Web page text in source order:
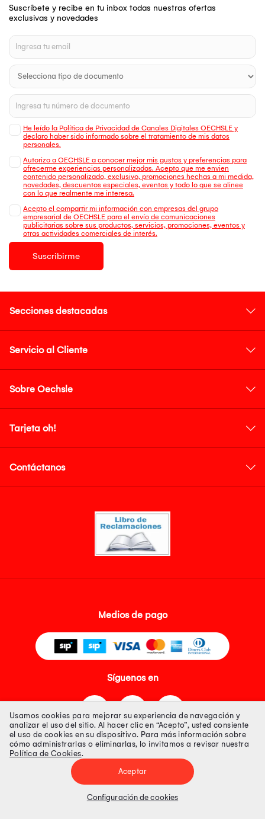
Suscríbete y recibe en tu inbox todas nuestras ofertas
exclusivas y novedades
He leído la Política de Privacidad de Canales Digitales OECHSLE y
declaro haber sido informado sobre el tratamiento de mis datos
personales.
Autorizo a OECHSLE a conocer mejor mis gustos y preferencias para
ofrecerme experiencias personalizadas. Acepto que me envien
contenido personalizado, exclusivo, promociones hechas a mi medida,
novedades, descuentos especiales, eventos y todo lo que se alinee
con lo que realmente me interesa.
Acepto el compartir mi información con empresas del grupo
empresarial de OECHSLE para el envío de comunicaciones
publicitarias sobre sus productos, servicios, promociones, eventos y
otras actividades comerciales de interés.
Suscribirme
Secciones destacadas
Servicio al Cliente
Sobre Oechsle
Tarjeta oh!
Contáctanos
Medios de pago
Síguenos en
Tienda 100% Segura
Tiendas Peruanas S.A. R.U.C. Nº 20493020618. Todos los derechos
Precios disponibles solo en www.oechsle.pe. Precios online publicados
Usamos cookies para mejorar su experiencia de navegación y
analizar el uso del sitio. Al hacer clic en “Acepto”, usted consiente
el uso de cookies en su dispositivo. Para más información sobre
cómo administrarlas o eliminarlas, lo invitamos a revisar nuestra
Política de Cookies.
Aceptar
Configuración de cookies